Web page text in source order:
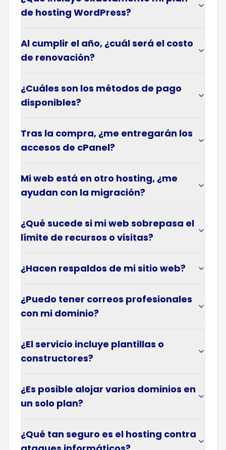
de hosting WordPress?
Al cumplir el año, ¿cuál será el costo
de renovación?
¿Cuáles son los métodos de pago
disponibles?
Tras la compra, ¿me entregarán los
accesos de cPanel?
Mi web está en otro hosting, ¿me
ayudan con la migración?
¿Qué sucede si mi web sobrepasa el
límite de recursos o visitas?
¿Hacen respaldos de mi sitio web?
¿Puedo tener correos profesionales
con mi dominio?
¿El servicio incluye plantillas o
constructores?
¿Es posible alojar varios dominios en
un solo plan?
¿Qué tan seguro es el hosting contra